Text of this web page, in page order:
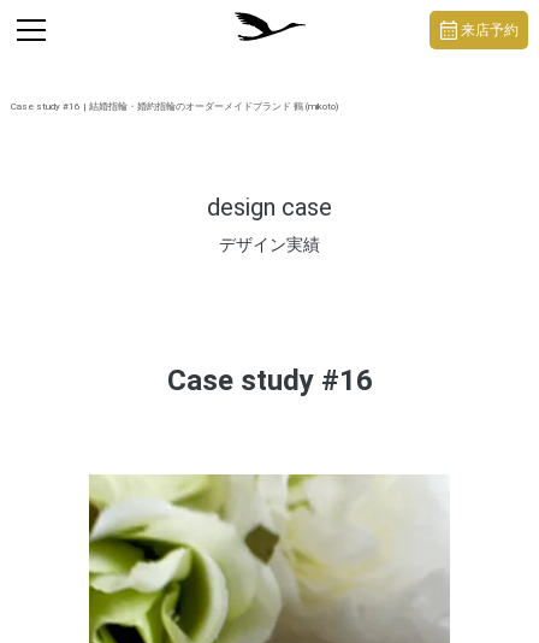
Case study #16 | 結婚指輪・婚約指輪のオーダーメイドブランド 鶴 (mikoto)
design case
デザイン実績
toggle
navigation
来店予約
Case study #16